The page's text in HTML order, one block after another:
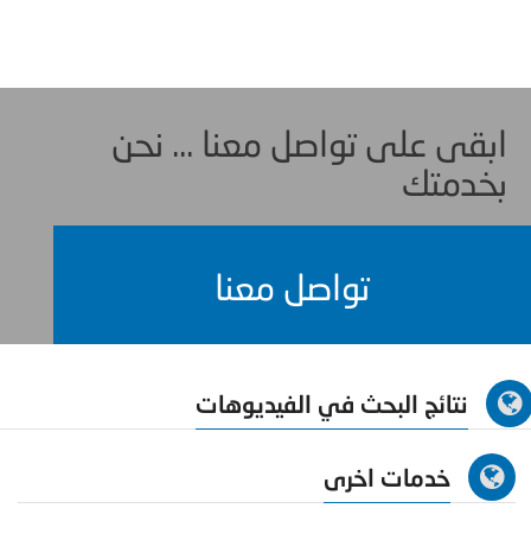
ابقى على تواصل معنا ... نحن
بخدمتك
تواصل معنا
نتائج البحث في الفيديوهات
خدمات اخرى